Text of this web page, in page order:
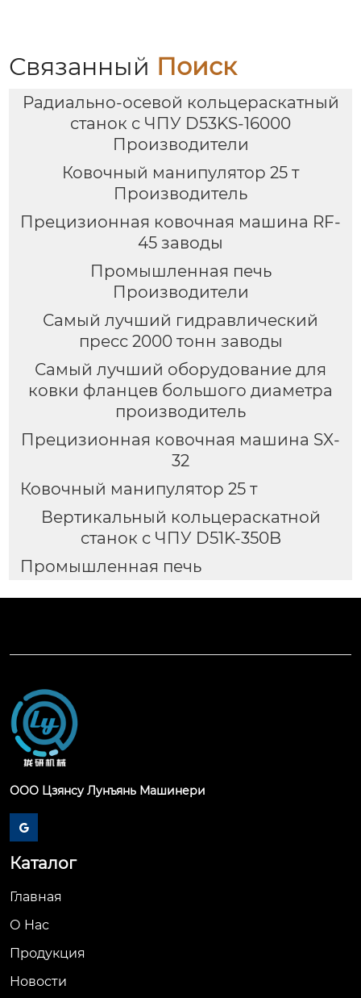
Связанный Поиск
Радиально-осевой кольцераскатный
станок с ЧПУ D53KS-16000
Производители
Ковочный манипулятор 25 т
Производитель
Прецизионная ковочная машина RF-
45 заводы
Промышленная печь
Производители
Самый лучший гидравлический
пресс 2000 тонн заводы
Самый лучший оборудование для
ковки фланцев большого диаметра
производитель
Прецизионная ковочная машина SX-
32
Ковочный манипулятор 25 т
Вертикальный кольцераскатной
станок с ЧПУ D51K-350B
Промышленная печь
ООО Цзянсу Лунъянь Машинери

Каталог
Главная
О Hас
Продукция
Новости